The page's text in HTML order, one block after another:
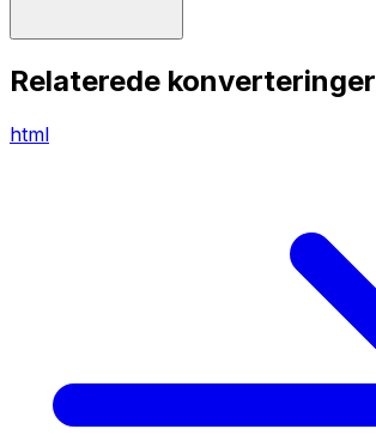
Relaterede konverteringer
html